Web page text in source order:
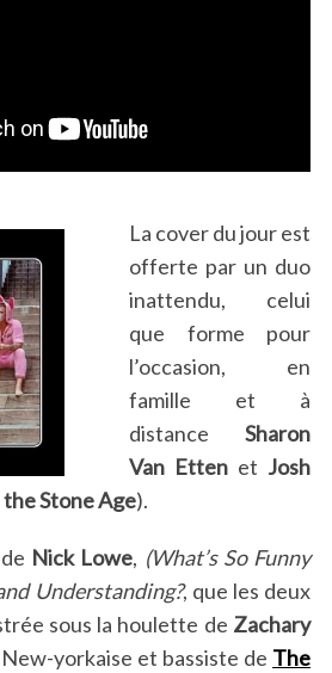
La cover du jour est
offerte par un duo
inattendu, celui
que forme pour
l’occasion, en
famille et à
distanceSharon
Van Etten et Josh
Stone Age).
Nick Lowe, (What’s So Funny
Understanding?, que les deux
sous la houlette de Zachary
yorkaise et bassiste de The